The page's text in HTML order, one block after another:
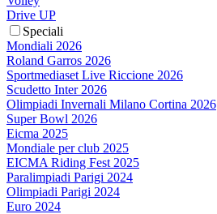
Drive UP
Speciali
Mondiali 2026
Roland Garros 2026
Sportmediaset Live Riccione 2026
Scudetto Inter 2026
Olimpiadi Invernali Milano Cortina 2026
Super Bowl 2026
Eicma 2025
Mondiale per club 2025
EICMA Riding Fest 2025
Paralimpiadi Parigi 2024
Olimpiadi Parigi 2024
Euro 2024